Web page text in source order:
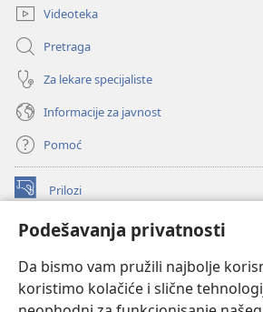
Podešavanja privatnosti
Da bismo vam pružili najbolje
koristimo kolačiće i slične
Videoteka
Pretraga
Za lekare specijaliste
Informacije za javnost
Pomoć
Prilozi
(otvara
prozor)ONLAJN BIBLIOTEKA Watchtower
novi
prozor)JW Hub
(otvara
novi